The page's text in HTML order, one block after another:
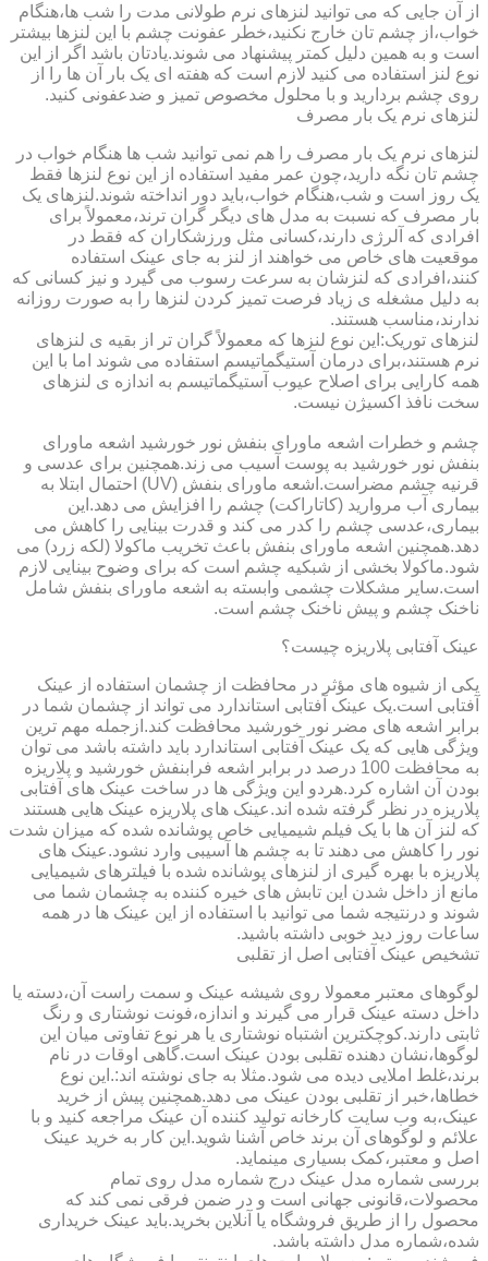
از آن جایی که می توانید لنزهای نرم طولانی مدت را شب ها،هنگام
خواب،از چشم تان خارج نکنید،خطر عفونت چشم با این لنزها بیشتر
است و به همین دلیل کمتر پیشنهاد می شوند.یادتان باشد اگر از این
نوع لنز استفاده می کنید لازم است که هفته ای یک بار آن ها را از
روی چشم بردارید و با محلول مخصوص تمیز و ضدعفونی کنید.
لنزهای نرم یک بار مصرف
لنزهای نرم یک بار مصرف را هم نمی توانید شب ها هنگام خواب در
چشم تان نگه دارید،چون عمر مفید استفاده از این نوع لنزها فقط
یک روز است و شب،هنگام خواب،باید دور انداخته شوند.لنزهای یک
بار مصرف که نسبت به مدل های دیگر گران ترند،معمولاً برای
افرادی که آلرژی دارند،کسانی مثل ورزشکاران که فقط در
موقعیت های خاص می خواهند از لنز به جای عینک استفاده
کنند،افرادی که لنزشان به سرعت رسوب می گیرد و نیز کسانی که
به دلیل مشغله ی زیاد فرصت تمیز کردن لنزها را به صورت روزانه
ندارند،مناسب هستند.
لنزهای توریک:این نوع لنزها که معمولاً گران تر از بقیه ی لنزهای
نرم هستند،برای درمان آستیگماتیسم استفاده می شوند اما با این
همه کارایی برای اصلاح عیوب آستیگماتیسم به اندازه ی لنزهای
سخت نافذ اکسیژن نیست.
چشم و خطرات اشعه ماورای بنفش نور خورشید اشعه ماورای
بنفش نور خورشید به پوست آسیب می زند.همچنین برای عدسی و
قرنیه چشم مضراست.اشعه ماورای بنفش (UV) احتمال ابتلا به
بیماری آب مروارید (کاتاراکت) چشم را افزایش می دهد.این
بیماری،عدسی چشم را کدر می کند و قدرت بینایی را کاهش می
دهد.همچنین اشعه ماورای بنفش باعث تخریب ماکولا (لکه زرد) می
شود.ماکولا بخشی از شبکیه چشم است که برای وضوح بینایی لازم
است.سایر مشکلات چشمی وابسته به اشعه ماورای بنفش شامل
ناخنک چشم و پیش ناخنک چشم است.
عینک آفتابی پلاریزه چیست؟
یکی از شیوه های مؤثر در محافظت از چشمان استفاده از عینک
آفتابی است.یک عینک آفتابی استاندارد می تواند از چشمان شما در
برابر اشعه های مضر نور خورشید محافظت کند.ازجمله مهم ترین
ویژگی هایی که یک عینک آفتابی استاندارد باید داشته باشد می توان
به محافظت 100 درصد در برابر اشعه فرابنفش خورشید و پلاریزه
بودن آن اشاره کرد.هردو این ویژگی ها در ساخت عینک های آفتابی
پلاریزه در نظر گرفته شده اند.عینک های پلاریزه عینک هایی هستند
که لنز آن ها با یک فیلم شیمیایی خاص پوشانده شده که میزان شدت
نور را کاهش می دهند تا به چشم ها آسیبی وارد نشود.عینک های
پلاریزه با بهره گیری از لنزهای پوشانده شده با فیلترهای شیمیایی
مانع از داخل شدن این تابش های خیره کننده به چشمان شما می
شوند و درنتیجه شما می توانید با استفاده از این عینک ها در همه
ساعات روز دید خوبی داشته باشید.
تشخیص عینک آفتابی اصل از تقلبی
لوگوهای معتبر معمولا روی شیشه عینک و سمت راست آن،دسته یا
داخل دسته عینک قرار می گیرند و اندازه،فونت نوشتاری و رنگ
ثابتی دارند.کوچکترین اشتباه نوشتاری یا هر نوع تفاوتی میان این
لوگوها،نشان دهنده تقلبی بودن عینک است.گاهی اوقات در نام
برند،غلط املایی دیده می شود.مثلا به جای نوشته اند:.این نوع
خطاها،خبر از تقلبی بودن عینک می دهد.همچنین پیش از خرید
عینک،به وب سایت کارخانه تولید کننده آن عینک مراجعه کنید و با
علائم و لوگوهای آن برند خاص آشنا شوید.این کار به خرید عینک
اصل و معتبر،کمک بسیاری مینماید.
بررسی شماره مدل عینک درج شماره مدل روی تمام
محصولات،قانونی جهانی است و در ضمن فرقی نمی کند که
محصول را از طریق فروشگاه یا آنلاین بخرید.باید عینک خریداری
شده،شماره مدل داشته باشد.